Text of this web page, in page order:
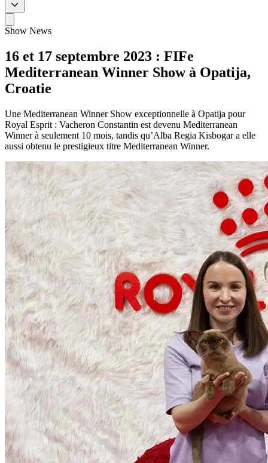
Show News
16 et 17 septembre 2023 : FIFe
Mediterranean Winner Show à Opatija,
Croatie
Une Mediterranean Winner Show exceptionnelle à Opatija pour
Royal Esprit : Vacheron Constantin est devenu Mediterranean
Winner à seulement 10 mois, tandis qu’Alba Regia Kisbogar a elle
aussi obtenu le prestigieux titre Mediterranean Winner.